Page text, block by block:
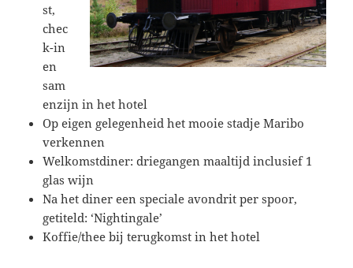
st,
chec
k-in
en
sam
enzijn in het hotel
Op eigen gelegenheid het mooie stadje Maribo
verkennen
Welkomstdiner: driegangen maaltijd inclusief 1
glas wijn
Na het diner een speciale avondrit per spoor,
getiteld: ‘Nightingale’
Koffie/thee bij terugkomst in het hotel